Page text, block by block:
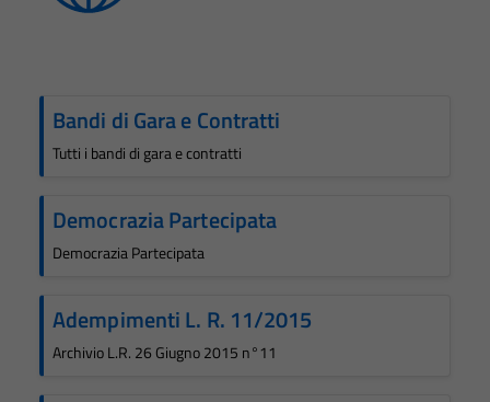
Bandi di Gara e Contratti
Tutti i bandi di gara e contratti
Democrazia Partecipata
Democrazia Partecipata
Adempimenti L. R. 11/2015
Archivio L.R. 26 Giugno 2015 n°11